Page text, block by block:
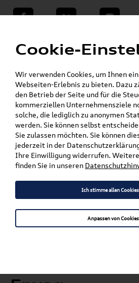
teilen Twitter Instagram
VW Shop - VW Originalteile
»
»
Mein
Artikel für ihr Modell
Marke wählen
Modell wählen
Karosserieform wählen
Cookie-
Wir verwenden Cookies, um Ihnen
Webseiten-Erlebnis zu bieten. Dazu
den Betrieb der Seite und für die
kommerziellen Unternehmensziele
solche, die lediglich zu anonymen
werden. Sie können selbst
Sie zulassen möchten. Sie können
jederzeit in der
Ihre Einwilligung widerrufen.
finden Sie in unseren
Ich stimme allen
Anpassen von Cookies